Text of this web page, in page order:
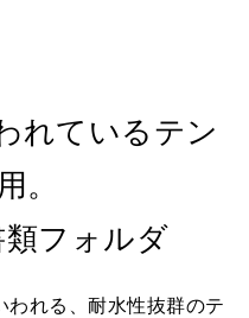
れているテン
。
類フォルダ
われる、耐水性抜群のテ